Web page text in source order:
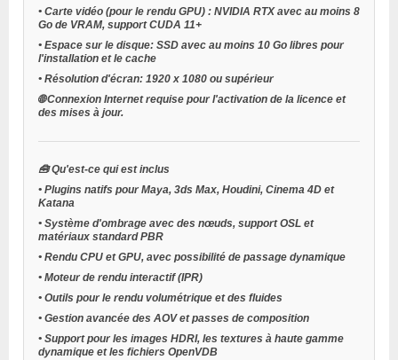
• Carte vidéo (pour le rendu GPU) : NVIDIA RTX avec au moins 8
Go de VRAM, support CUDA 11+
• Espace sur le disque: SSD avec au moins 10 Go libres pour
l'installation et le cache
• Résolution d'écran: 1920 x 1080 ou supérieur
🌐Connexion Internet requise pour l'activation de la licence et
des mises à jour.
🧰Qu'est-ce qui est inclus
• Plugins natifs pour Maya, 3ds Max, Houdini, Cinema 4D et
Katana
• Système d'ombrage avec des nœuds, support OSL et
matériaux standard PBR
• Rendu CPU et GPU, avec possibilité de passage dynamique
• Moteur de rendu interactif (IPR)
• Outils pour le rendu volumétrique et des fluides
• Gestion avancée des AOV et passes de composition
• Support pour les images HDRI, les textures à haute gamme
dynamique et les fichiers OpenVDB